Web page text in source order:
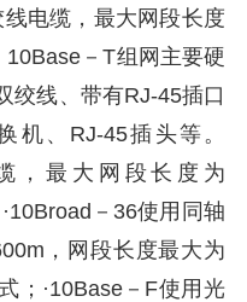
电缆，最大网段长度
－T组网主要硬
绞线、带有RJ-45插口
机、RJ-45插头等。
，最大网段长度为
－36使用同轴
，网段长度最大为
；·10Base－F使用光